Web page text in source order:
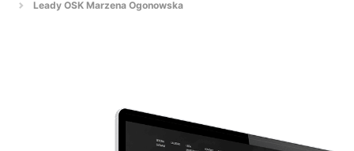
Leady OSK Marzena Ogonowska